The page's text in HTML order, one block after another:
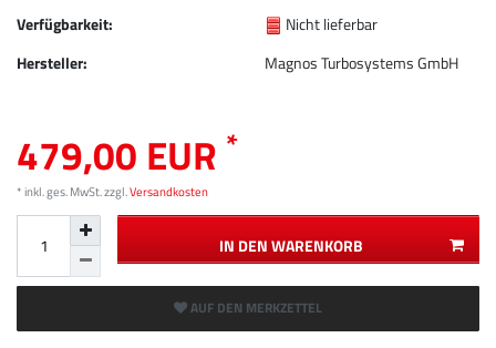
Verfügbarkeit:
Hersteller:
Nicht lieferbar
Magnos Turbosystems GmbH
479,00 EUR *
* inkl. ges. MwSt. zzgl.Versandkosten
IN DEN WARENKORB
AUF DEN MERKZETTEL